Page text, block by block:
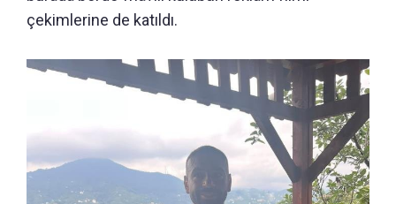
çekimlerine de katıldı.